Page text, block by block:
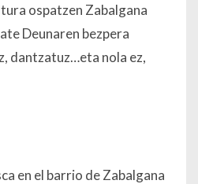
ospatzen Zabalgana
Deunaren bezpera
dantzatuz…eta nola ez,
en el barrio de Zabalgana